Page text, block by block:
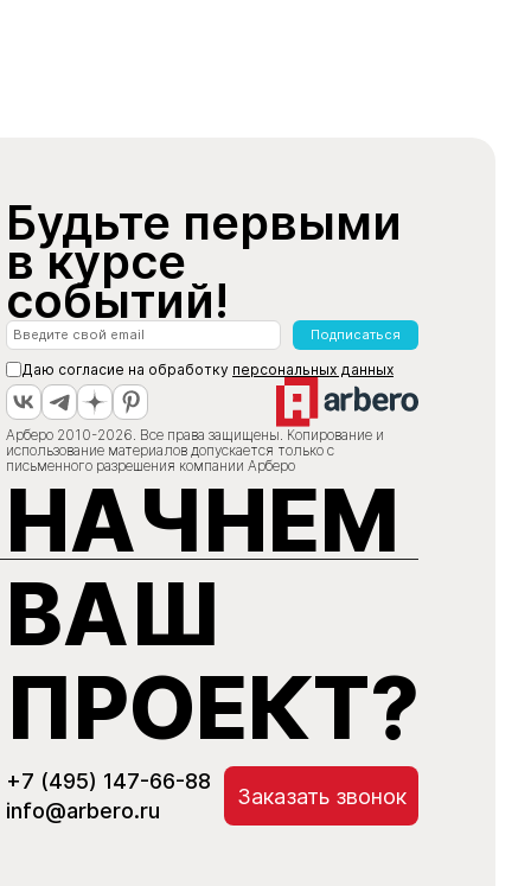
Будьте первыми
в курсе
событий!
Подписаться
Даю согласие на обработку персональных данных
Арберо 2010-2026. Все права защищены. Копирование и
использование материалов допускается только с
письменного разрешения компании Арберо
НАЧНЕМ
ВАШ
ПРОЕКТ?
+7 (495) 147-66-88
info@arbero.ru
Заказать звонок